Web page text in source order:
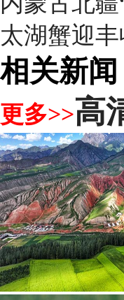
太湖蟹迎
相关新闻
更多>>高